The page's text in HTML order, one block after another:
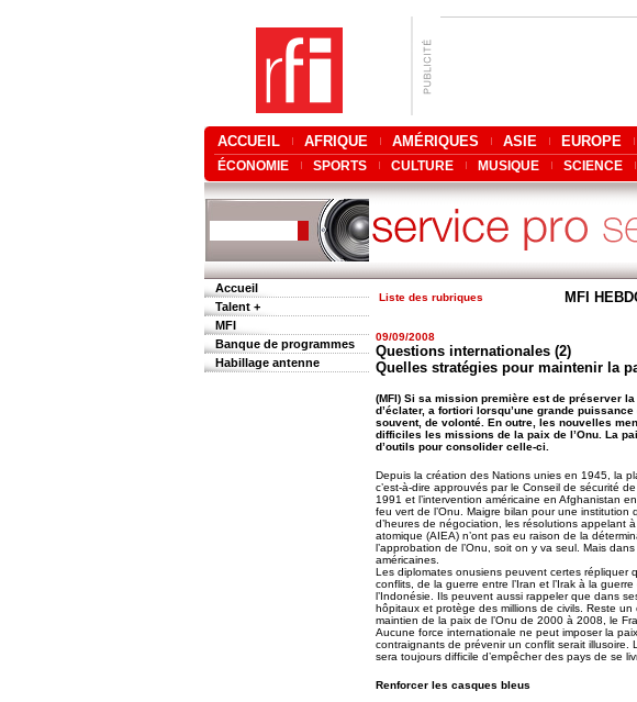
ACCUEIL AFRIQUE AMÉRIQUES ASIE EUROPE
ÉCONOMIE SPORTS CULTURE MUSIQUE SCIENCE
Accueil
Talent +
MFI
Banque de programmes
Habillage antenne
Liste des rubriques MFI
09/09/2008
Questions internationales (2)
Quelles stratégies pour maintenir la
(MFI) Si sa mission première est de préserver
d’éclater, a fortiori lorsqu’une grande
souvent, de volonté. En outre, les nouvelles
difficiles les missions de la paix de l’Onu. La
d’outils pour consolider celle-ci.
Depuis la création des Nations unies en 1945, la
c’est-à-dire approuvés par le Conseil de sécurité
1991 et l’intervention américaine en Afghanistan
feu vert de l’Onu. Maigre bilan pour une
d’heures de négociation, les résolutions appelant
atomique (AIEA) n’ont pas eu raison de la
l’approbation de l’Onu, soit on y va seul. Mais
américaines.
Les diplomates onusiens peuvent certes répliquer
conflits, de la guerre entre l’Iran et l’Irak à la
l’Indonésie. Ils peuvent aussi rappeler que dans
hôpitaux et protège des millions de civils. Reste
maintien de la paix de l’Onu de 2000 à 2008, le
Aucune force internationale ne peut imposer la
contraignants de prévenir un conflit serait illusoire.
sera toujours difficile d’empêcher des pays de se
Renforcer les casques bleus